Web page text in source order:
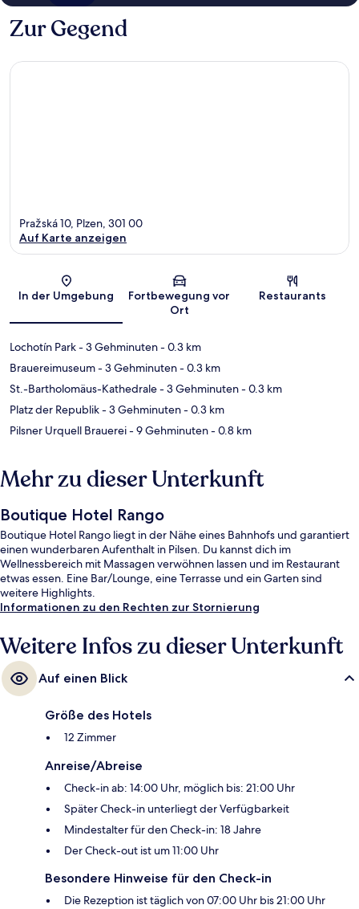
Zur Gegend
Karte
Pražská 10, Plzen, 301 00
Auf Karte anzeigen
In der Umgebung
Fortbewegung vor
Ort
Restaurants
Lochotín Park- 3 Gehminuten- 0.3 km
Brauereimuseum- 3 Gehminuten- 0.3 km
St.-Bartholomäus-Kathedrale- 3 Gehminuten- 0.3 km
Platz der Republik- 3 Gehminuten- 0.3 km
Pilsner Urquell Brauerei- 9 Gehminuten- 0.8 km
Mehr zu dieser Unterkunft
Boutique Hotel Rango
Boutique Hotel Rango liegt in der Nähe eines Bahnhofs und garantiert
einen wunderbaren Aufenthalt in Pilsen. Du kannst dich im
Wellnessbereich mit Massagen verwöhnen lassen und im Restaurant
etwas essen. Eine Bar/Lounge, eine Terrasse und ein Garten sind
weitere Highlights.
Informationen zu den Rechten zur Stornierung
Weitere Infos zu dieser Unterkunft
Auf einen Blick
Größe des Hotels
12 Zimmer
Anreise/Abreise
Check-in ab: 14:00 Uhr, möglich bis: 21:00 Uhr
Später Check-in unterliegt der Verfügbarkeit
Mindestalter für den Check-in: 18 Jahre
Der Check-out ist um 11:00 Uhr
Besondere Hinweise für den Check-in
Die Rezeption ist täglich von 07:00 Uhr bis 21:00 Uhr